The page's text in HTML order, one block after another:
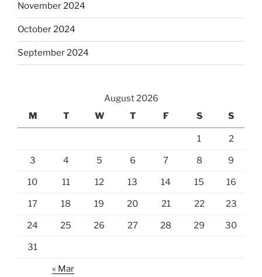
November 2024
October 2024
September 2024
August 2026
M
T W T F S S
1 2
3 4 5 6 7 8 9
10 11 12 13 14 15 16
17 18 19 20 21 22 23
24 25 26 27 28 29 30
31
« Mar